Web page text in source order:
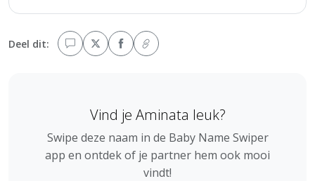
Deel dit:
Vind je Aminata leuk?
Swipe deze naam in de Baby Name Swiper
app en ontdek of je partner hem ook mooi
vindt!